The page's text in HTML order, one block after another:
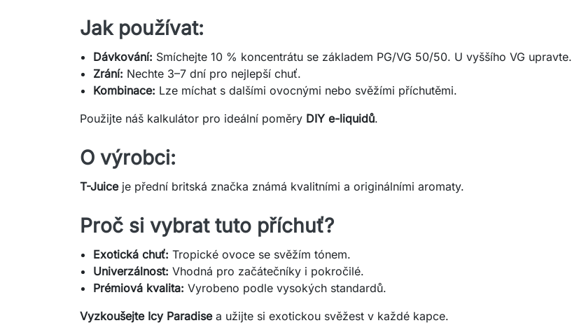
Jak používat:
Dávkování: Smíchejte 10 % koncentrátu se základem PG/VG 50/50. U vyššího VG upravte.
Zrání: Nechte 3–7 dní pro nejlepší chuť.
Kombinace: Lze míchat s dalšími ovocnými nebo svěžími příchutěmi.
Použijte náš kalkulátor pro ideální poměry DIY e-liquidů.
O výrobci:
T-Juiceje přední britská značka známá kvalitními a originálními aromaty.
Proč si vybrat tuto příchuť?
Exotická chuť: Tropické ovoce se svěžím tónem.
Univerzálnost: Vhodná pro začátečníky i pokročilé.
Prémiová kvalita: Vyrobeno podle vysokých standardů.
Vyzkoušejte Icy Paradisea užijte si exotickou svěžest v každé kapce.